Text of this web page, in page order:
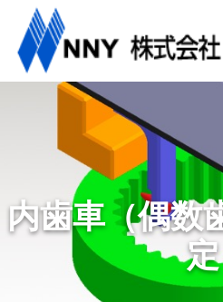
内歯車（偶数
定